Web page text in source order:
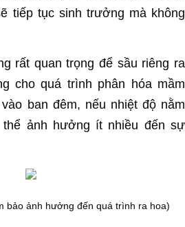
tiếp tục sinh trưởng mà không
rất quan trọng để sầu riêng ra
cho quá trình phân hóa mầm
ban đêm, nếu nhiệt độ nằm
thể ảnh hưởng ít nhiều đến sự
bảo ảnh hưởng đến quá trình ra hoa)